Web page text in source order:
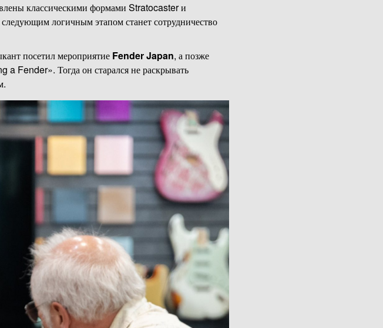
классическими формами Stratocaster и
логичным этапом станет сотрудничество
посетил мероприятие Fender Japan, а позже
Fender». Тогда он старался не раскрывать